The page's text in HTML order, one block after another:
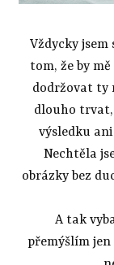
Vždycky jsem
tom, že by
dodržovat ty
dlouho trvat,
výsledku
Nechtěla
obrázky bez
A tak
přemýšlím